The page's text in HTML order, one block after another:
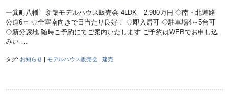
一箕町八幡 新築モデルハウス販売会 4LDK 2,980万円 ◇南・北道路
公道6ｍ ◇全室南向きで日当たり良好！ ◇即入居可 ◇駐車場4～5台可
◇新分譲地 随時ご予約にてご案内いたします ご予約はWEBでお申し込
みい …
タグ: お知らせ |モデルハウス販売会 |建売